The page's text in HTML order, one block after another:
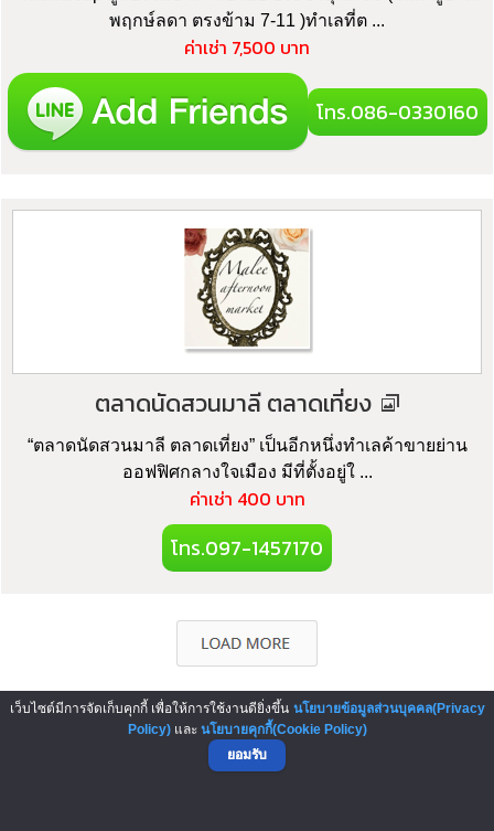
พฤกษ์ลดา ตรงข้าม 7-11 )ทำเลที่ต ...
ค่าเช่า 7,500 บาท
โทร.086-0330160
ตลาดนัดสวนมาลี ตลาดเที่ยง
“ตลาดนัดสวนมาลี ตลาดเที่ยง” เป็นอีกหนึ่งทำเลค้าขายย่าน
ออฟฟิศกลางใจเมือง มีที่ตั้งอยู่ใ ...
ค่าเช่า 400 บาท
โทร.097-1457170
▲ GO TO TOP
เว็บไซต์มีการจัดเก็บคุกกี้ เพื่อให้การใช้งานดียิ่งขึ้น นโยบายข้อมูลส่วนบุคคล(Privacy
Policy)และ นโยบายคุกกี้(Cookie Policy)
ยอมรับ